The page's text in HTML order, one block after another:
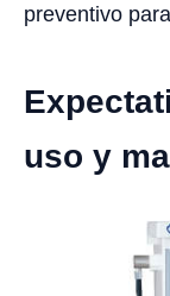
preventivo
uso y